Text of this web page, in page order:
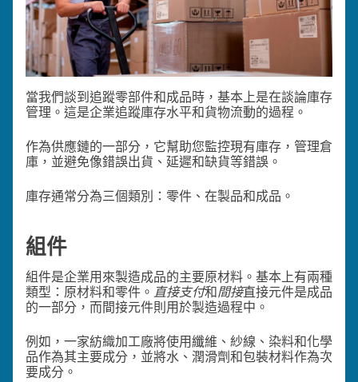
當我們談到追蹤零部件和成品時，基本上是在談論庫存
管理。這是企業追蹤庫存水平和貨物流動的過程。
作為供應鏈的一部分，它幫助您監控現有庫存，管理倉
庫，並避免像錯誤出貨、延遲和缺貨等錯誤。
庫存通常分為三個類別：零件、在製品和成品。
組件
組件是企業用來製造成品的主要原材料。基本上有兩種
類型：原材料和零件。 直接支付和間接直接元件是成品
的一部分，而間接元件則用於製造過程中。
例如，一家紡織加工廠將使用纖維、紗線、染料和化學
品作為其主要成分，並將水、潤滑劑和包裝材料作為次
要成分。